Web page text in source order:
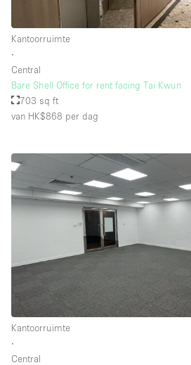
Kantoorruimte
∙
Central
Bare Shell Office for rent facing Tai Kwun
703 sq ft
van HK$868 per dag
Kantoorruimte
∙
Central